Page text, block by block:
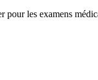
pour les examens